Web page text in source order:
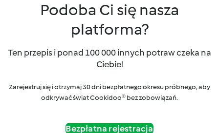
Podoba Ci się nasza
platforma?
Ten przepis i ponad 100 000 innych potraw czeka na
Ciebie!
Zarejestruj się i otrzymaj 30 dni bezpłatnego okresu próbnego, aby
odkrywać świat Cookidoo® bez zobowiązań.
Bezpłatna rejestracja